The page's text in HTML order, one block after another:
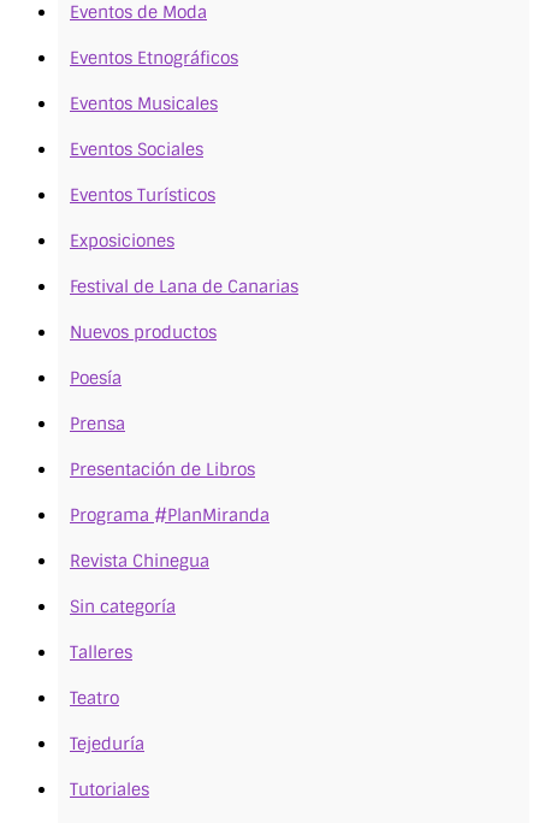
Eventos de Moda
Eventos Etnográficos
Eventos Musicales
Eventos Sociales
Eventos Turísticos
Exposiciones
Festival de Lana de Canarias
Nuevos productos
Poesía
Prensa
Presentación de Libros
Programa #PlanMiranda
Revista Chinegua
Sin categoría
Talleres
Teatro
Tejeduría
Tutoriales